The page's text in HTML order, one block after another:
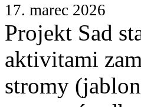
17. marec 2026
Projekt Sad
aktivitami
stromy